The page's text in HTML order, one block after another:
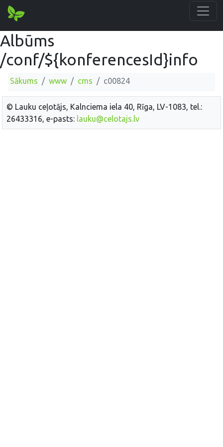
Albūms
/conf/${konferencesId}info
Sākums www cms c00824
© Lauku ceļotājs, Kalnciema iela 40, Rīga, LV-1083, tel.:
26433316, e-pasts: lauku@celotajs.lv